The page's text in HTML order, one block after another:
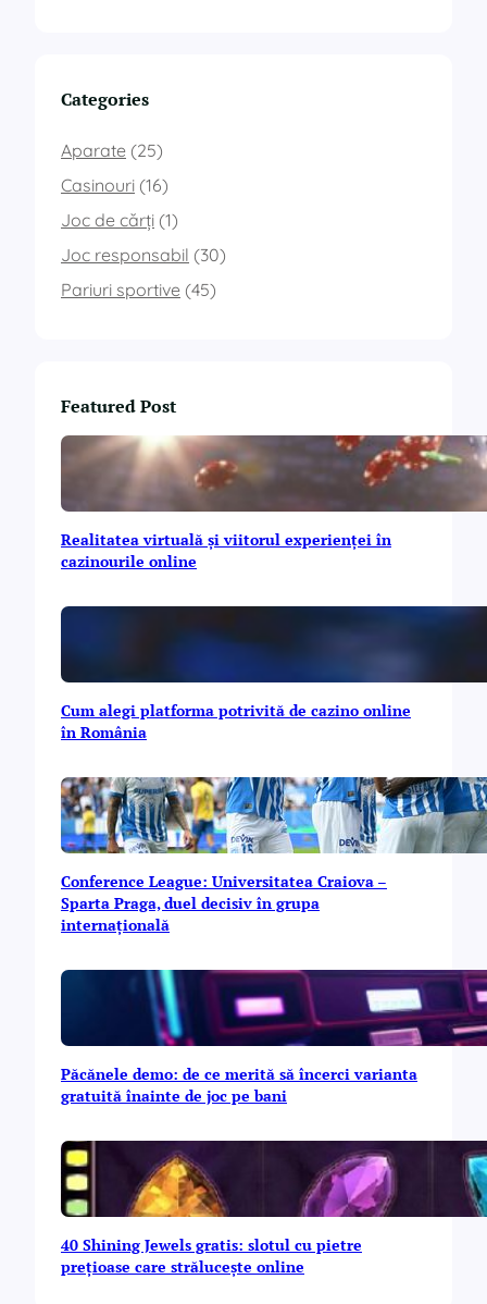
Categories
Aparate (25)
Casinouri (16)
Joc de cărți (1)
Joc responsabil (30)
Pariuri sportive (45)
Featured Post
Realitatea virtuală și viitorul experienței în
cazinourile online
Cum alegi platforma potrivită de cazino online
în România
Conference League: Universitatea Craiova –
Sparta Praga, duel decisiv în grupa
internațională
Păcănele demo: de ce merită să încerci varianta
gratuită înainte de joc pe bani
40 Shining Jewels gratis: slotul cu pietre
prețioase care strălucește online